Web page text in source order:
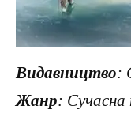
Видавництво:
Жанр: Сучасна